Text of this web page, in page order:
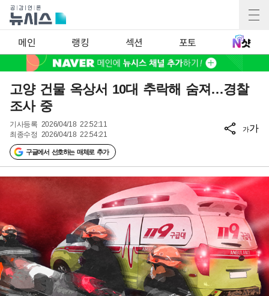
메인 랭킹 섹션 포토
고양 건물 옥상서 10대 추락해 숨져…경찰
조사 중
기사등록 2026/04/18 22:52:11
최종수정 2026/04/18 22:54:21
구글에서 선호하는 매체로 추가
가가